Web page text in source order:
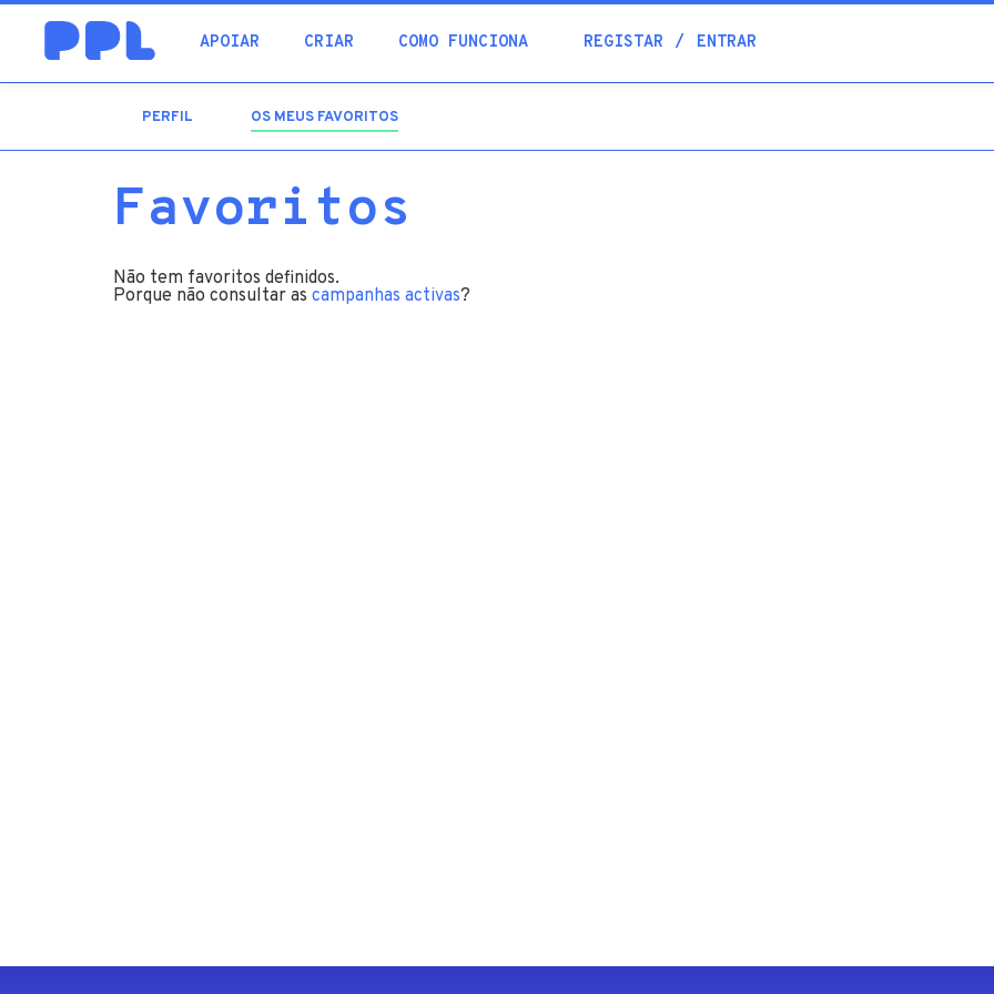
APOIAR CRIAR COMO FUNCIONA REGISTAR ENTRAR
procura
PERFIL OS MEUS FAVORITOS
Favoritos
Não tem favoritos definidos.
Porque não consultar as campanhas activas?